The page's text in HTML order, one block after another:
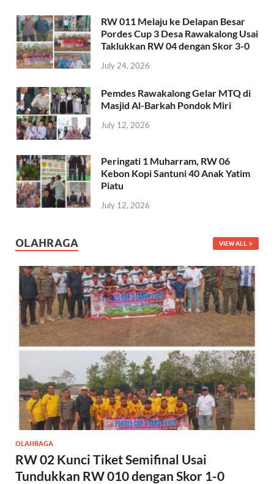
RW 011 Melaju ke Delapan Besar
Pordes Cup 3 Desa Rawakalong Usai
Taklukkan RW 04 dengan Skor 3-0
July 24, 2026
Pemdes Rawakalong Gelar MTQ di
Masjid Al-Barkah Pondok Miri
July 12, 2026
Peringati 1 Muharram, RW 06
Kebon Kopi Santuni 40 Anak Yatim
Piatu
July 12, 2026
OLAHRAGA VIEW ALL
OLAHRAGA
RW 02 Kunci Tiket Semifinal Usai
Tundukkan RW 010 dengan Skor 1-0